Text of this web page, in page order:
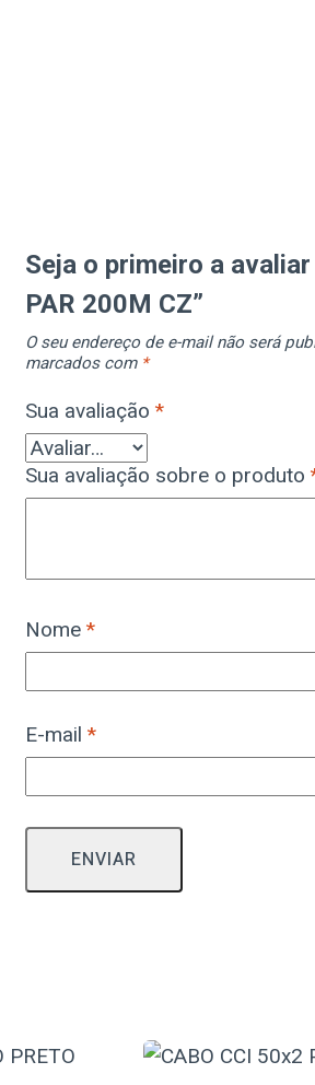
Seja o primeiro a avaliar
PAR 200M CZ”
O seu endereço de e-mail não será
marcados com *
Sua avaliação *
Sua avaliação sobre o produto
Nome *
E-mail *